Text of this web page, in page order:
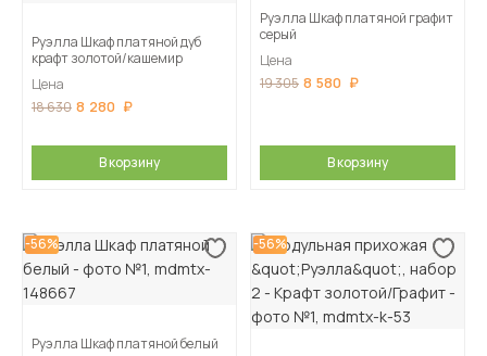
Руэлла Шкаф платяной дуб
крафт золотой/кашемир
Цена
18 630 8 280
В корзину
Руэлла Шкаф платяной графит
серый
Цена
19 305 8 580
В корзину
-56%
Руэлла Шкаф платяной белый
-56%